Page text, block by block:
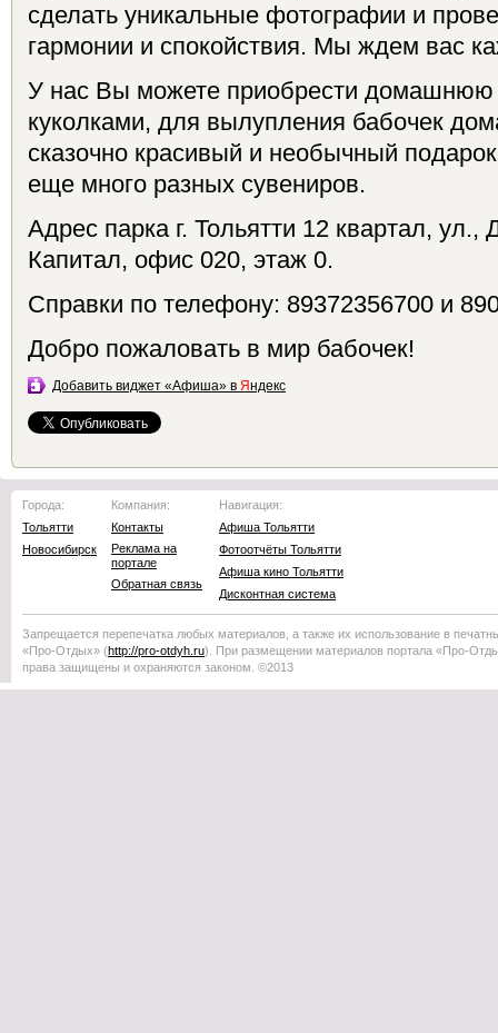
сделать уникальные фотографии и
гармонии и спокойствия. Мы ждем вас
У нас Вы можете приобрести
куколками, для вылупления бабочек
сказочно красивый и необычный
еще много разных сувениров.
Адрес парка г. Тольятти 12 квартал, ул.,
Капитал, офис 020, этаж 0.
Справки по телефону: 89372356700 и
Добро пожаловать в мир бабочек!
Добавить виджет «Афиша» в Яндекс
Города:
Тольятти
Новосибирск
Компания:
Контакты
Реклама на
портале
Обратная связь
Навигация:
Афиша Тольятти
Фотоотчёты Тольятти
Афиша кино Тольятти
Дисконтная система
Запрещается перепечатка любых материалов, а также их использование в
«Про-Отдых» (http://pro-otdyh .ru). При размещении материалов портала «Про-
права защищены и охраняются законом. ©2013